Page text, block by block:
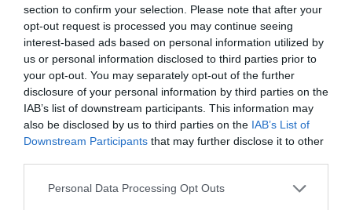
section to confirm your selection. Please note that after your
opt-out request is processed you may continue seeing
interest-based ads based on personal information utilized by
us or personal information disclosed to third parties prior to
your opt-out. You may separately opt-out of the further
disclosure of your personal information by third parties on the
IAB’s list of downstream participants. This information may
also be disclosed by us to third parties on the IAB’s List of
Downstream Participants that may further disclose it to other
Please note that this website/app uses one or more Google
Personal Data Processing Opt Outs
Τελικός Κυπέλλου Ελλάδας: Υποψήφια η
AEL FC Arena για το παιχνίδι του ΠΑΟΚ με
την ΑΕΚ
28.04.2023 | 07:00